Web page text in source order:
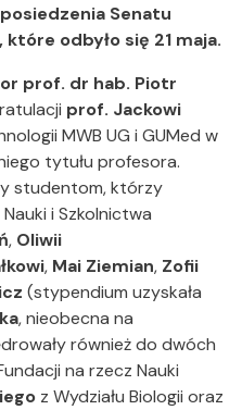
Senatu
odbyło się 21 maja.
prof. dr hab. Piotr
prof. Jackowi
MWB UG i GUMed w
tytułu profesora.
studentom, którzy
i Szkolnictwa
, Oliwii
, Mai Ziemian, Zofii
(stypendium uzyskała
, nieobecna na
również do dwóch
na rzecz Nauki
z Wydziału Biologii oraz